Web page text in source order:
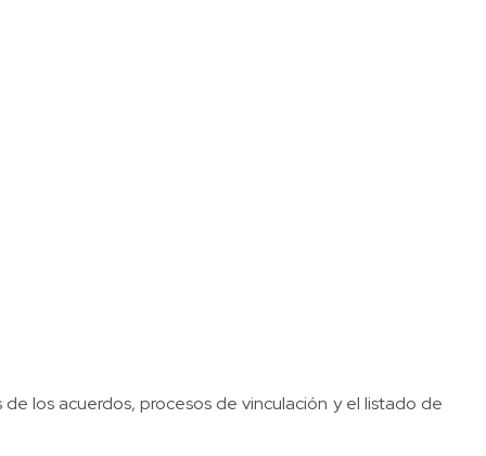
los acuerdos, procesos de vinculación y el listado de